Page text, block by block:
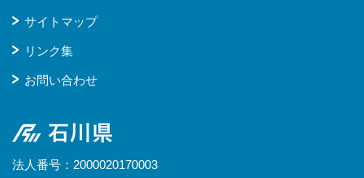
サイトマップ
リンク集
お問い合わせ
石川県
法人番号：2000020170003